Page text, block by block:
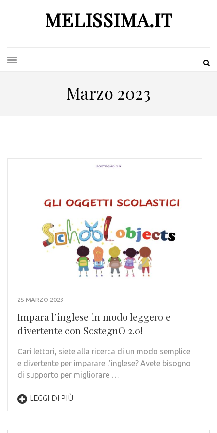
MELISSIMA.IT
Marzo 2023
25 MARZO 2023
Impara l’inglese in modo leggero e
divertente con SostegnO 2.0!
Cari lettori, siete alla ricerca di un modo semplice
e divertente per imparare l’inglese? Avete bisogno
di supporto per migliorare …
LEGGI DI PIÙ